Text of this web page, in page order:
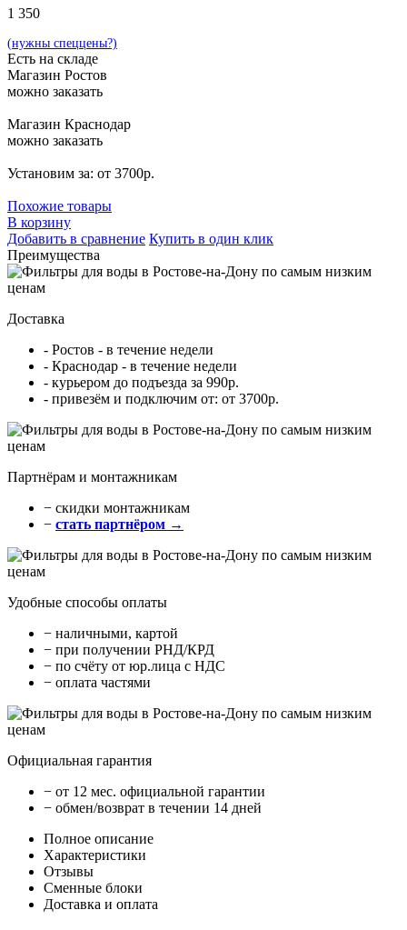
1 350
(нужны спеццены?)
Есть на складе
Магазин Ростов
можно заказать
Магазин Краснодар
можно заказать
Установим за: от 3700р.
Похожие товары
В корзину
Добавить в сравнение Купить в один клик
Преимущества
Доставка
- Ростов - в течение недели
- Краснодар - в течение недели
- курьером до подъезда за 990р.
- привезём и подключим от: от 3700р.
Партнёрам и монтажникам
− cкидки монтажникам
− стать партнёром →
Удобные способы оплаты
− наличными, картой
− при получении РНД/КРД
− по счёту от юр.лица с НДС
− оплата частями
Официальная гарантия
− от 12 мес. официальной гарантии
− обмен/возврат в течении 14 дней
Полное описание
Характеристики
Отзывы
Сменные блоки
Доставка и оплата